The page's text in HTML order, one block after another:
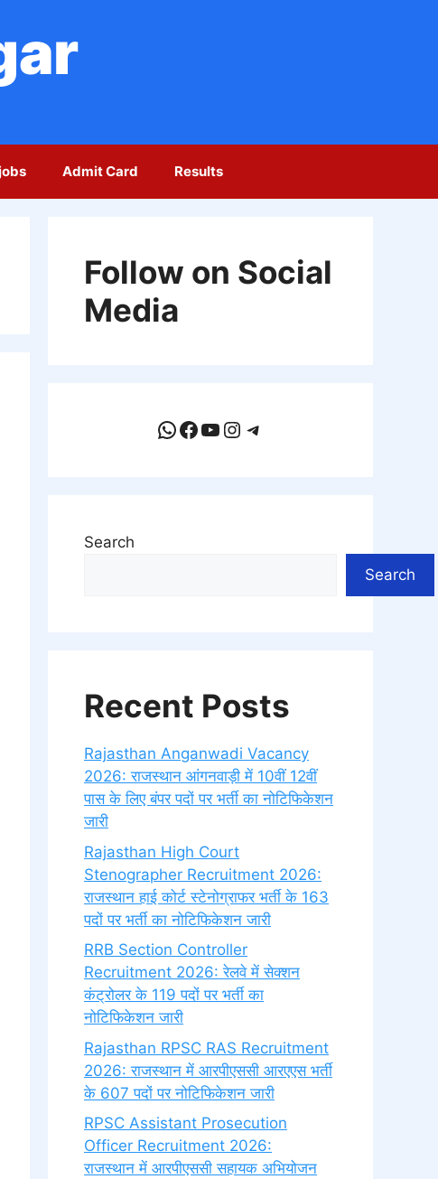
Admit Card Results
Follow on Social
Media
WhatsApp
Facebook
YouTube
Instagram
Telegram
Search
Search
Recent Posts
Rajasthan Anganwadi Vacancy
2026: राजस्थान आंगनवाड़ी में 10वीं 12वीं
पास के लिए बंपर पदों पर भर्ती का नोटिफिकेशन
जारी
Rajasthan High Court
Stenographer Recruitment 2026:
राजस्थान हाई कोर्ट स्टेनोग्राफर भर्ती के 163
पदों पर भर्ती का नोटिफिकेशन जारी
RRB Section Controller
Recruitment 2026: रेलवे में सेक्शन
कंट्रोलर के 119 पदों पर भर्ती का
नोटिफिकेशन जारी
Rajasthan RPSC RAS Recruitment
2026: राजस्थान में आरपीएससी आरएएस भर्ती
के 607 पदों पर नोटिफिकेशन जारी
RPSC Assistant Prosecution
Officer Recruitment 2026:
राजस्थान में आरपीएससी सहायक अभियोजन